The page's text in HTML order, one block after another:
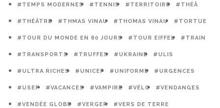
#TEMPS MODERNES #TENNIS #TERRITOIRE #THÉÂ
#THÉÂTRE #THMAS VINAU #THOMAS VINAU #TORTUE
#TOUR DU MONDE EN 80 JOURS #TOUR EIFFEL #TRAIN
#TRANSPORTS #TRUFFES #UKRAINE #ULIS
#ULTRA RICHES #UNICEF #UNIFORME #URGENCES
#USEP #VACANCES #VAMPIRE #VÉLO #VENDANGES
#VENDÉE GLOBE #VERGER #VERS DE TERRE